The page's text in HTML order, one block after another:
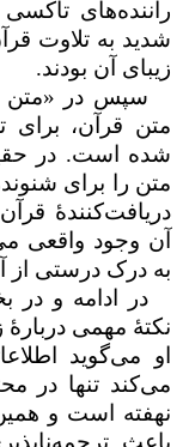
راننده‌های
شدید به تلاوت
زیبای آن بودند.
سپس در «متن
متن قرآن، برای
شده است. در
متن را برای
دریافت‌کنندهٔ
آن وجود واقعی
به درک درستی از
در ادامه و در
نکتهٔ مهمی
او می‌گوید
می‌کند تنها در
نهفته است و
باعث